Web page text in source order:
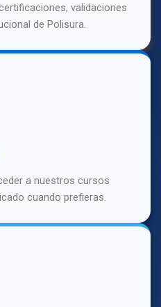
validaciones
de Polisura.
a nuestros cursos
cuando prefieras.